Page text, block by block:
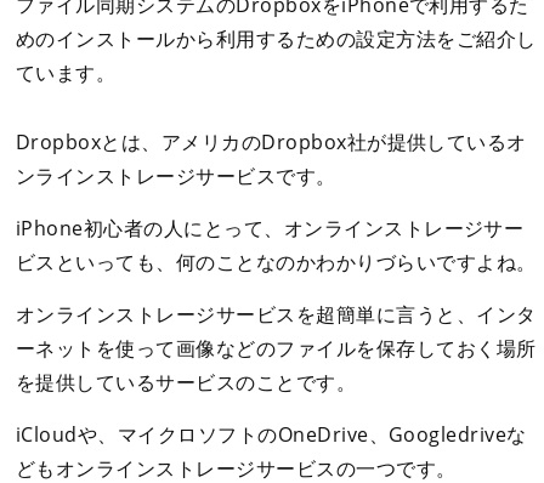
めのインストールから利用するための設定方法をご紹介し
ています。
Dropboxとは、アメリカのDropbox社が提供しているオ
ンラインストレージサービスです。
iPhone初心者の人にとって、オンラインストレージサー
ビスといっても、何のことなのかわかりづらいですよね。
オンラインストレージサービスを超簡単に言うと、インタ
ーネットを使って画像などのファイルを保存しておく場所
を提供しているサービスのことです。
iCloudや、マイクロソフトのOneDrive、Googledriveな
どもオンラインストレージサービスの一つです。